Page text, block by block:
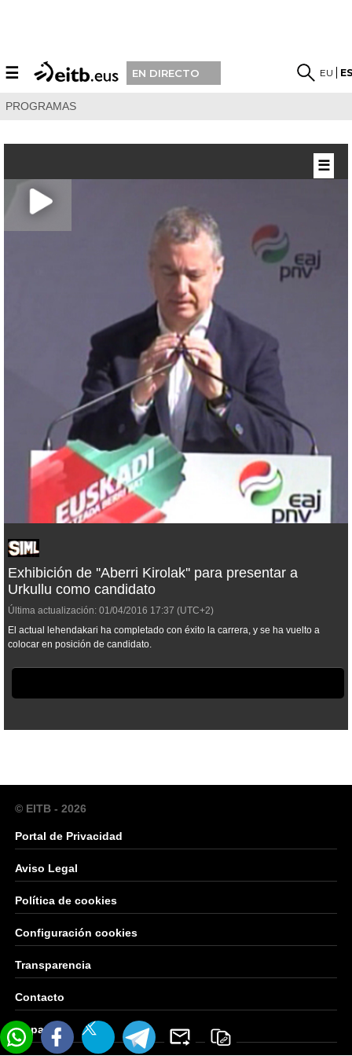
☰ EN DIRECTO EU
PROGRAMAS
Exhibición de ''Aberri Kirolak'' para presentar a
Urkullu como candidato
Última actualización: 01/04/2016 17:37 (UTC+2)
El actual lehendakari ha completado con éxito la carrera, y se ha vuelto a
colocar en posición de candidato.
☰
© EITB - 2026
Portal de Privacidad
Aviso Legal
Política de cookies
Configuración cookies
Transparencia
Contacto
Mapa Web